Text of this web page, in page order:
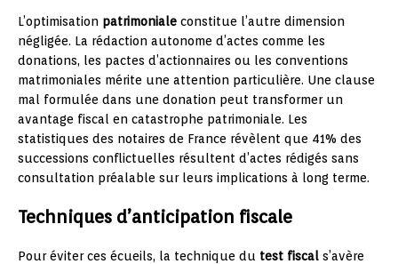
L’optimisation patrimoniale constitue l’autre dimension
négligée. La rédaction autonome d’actes comme les
donations, les pactes d’actionnaires ou les conventions
matrimoniales mérite une attention particulière. Une clause
mal formulée dans une donation peut transformer un
avantage fiscal en catastrophe patrimoniale. Les
statistiques des notaires de France révèlent que 41% des
successions conflictuelles résultent d’actes rédigés sans
consultation préalable sur leurs implications à long terme.
Techniques d’anticipation fiscale
Pour éviter ces écueils, la technique du test fiscal s’avère